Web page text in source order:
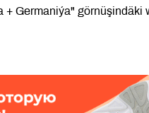
Germaniýa" görnüşindäki